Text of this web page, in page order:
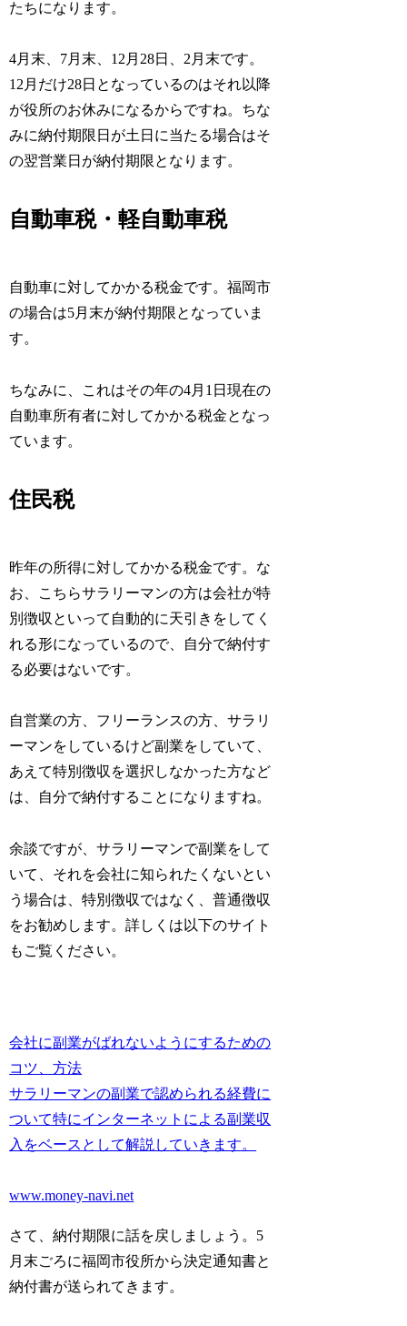
たちになります。
4月末、7月末、12月28日、2月末です。
12月だけ28日となっているのはそれ以降
が役所のお休みになるからですね。ちな
みに納付期限日が土日に当たる場合はそ
の翌営業日が納付期限となります。
自動車税・軽自動車税
自動車に対してかかる税金です。福岡市
の場合は5月末が納付期限となっていま
す。
ちなみに、これはその年の4月1日現在の
自動車所有者に対してかかる税金となっ
ています。
住民税
昨年の所得に対してかかる税金です。な
お、こちらサラリーマンの方は会社が特
別徴収といって自動的に天引きをしてく
れる形になっているので、自分で納付す
る必要はないです。
自営業の方、フリーランスの方、サラリ
ーマンをしているけど副業をしていて、
あえて特別徴収を選択しなかった方など
は、自分で納付することになりますね。
余談ですが、サラリーマンで副業をして
いて、それを会社に知られたくないとい
う場合は、特別徴収ではなく、普通徴収
をお勧めします。詳しくは以下のサイト
もご覧ください。
会社に副業がばれないようにするための
コツ、方法
サラリーマンの副業で認められる経費に
ついて特にインターネットによる副業収
入をベースとして解説していきます。
www.money-navi.net
さて、納付期限に話を戻しましょう。5
月末ごろに福岡市役所から決定通知書と
納付書が送られてきます。